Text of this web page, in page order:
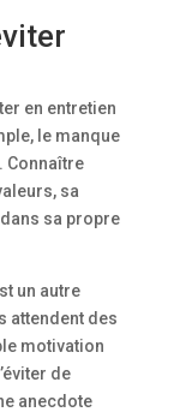
en entretien
le manque
Connaître
sa
sa propre
un autre
attendent des
motivation
de
anecdote